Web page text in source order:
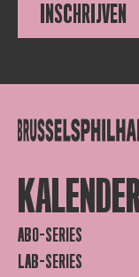
INSCHRIJVEN
ABO-SERIES
LAB-SERIES